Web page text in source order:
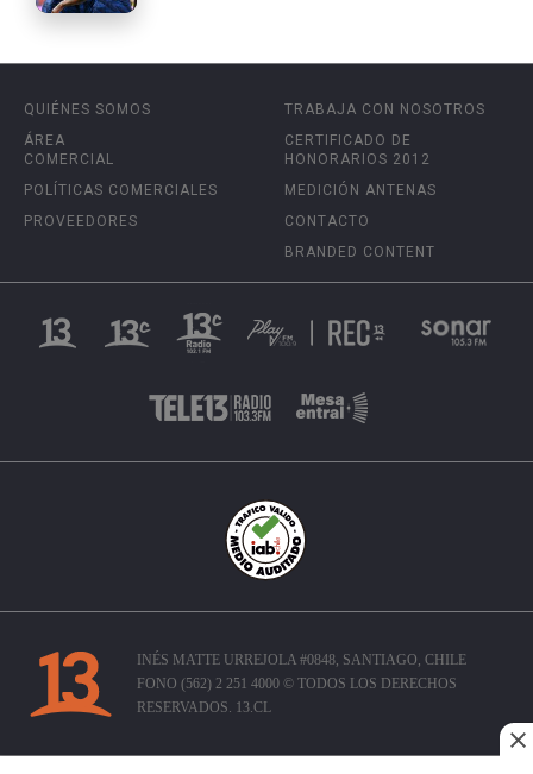
QUIÉNES SOMOS
ÁREA
COMERCIAL
POLÍTICAS COMERCIALES
PROVEEDORES
TRABAJA CON NOSOTROS
CERTIFICADO DE
HONORARIOS 2012
MEDICIÓN ANTENAS
CONTACTO
BRANDED CONTENT
INÉS MATTE URREJOLA #0848, SANTIAGO, CHILE
FONO (562) 2 251 4000 © TODOS LOS DERECHOS
RESERVADOS. 13.CL